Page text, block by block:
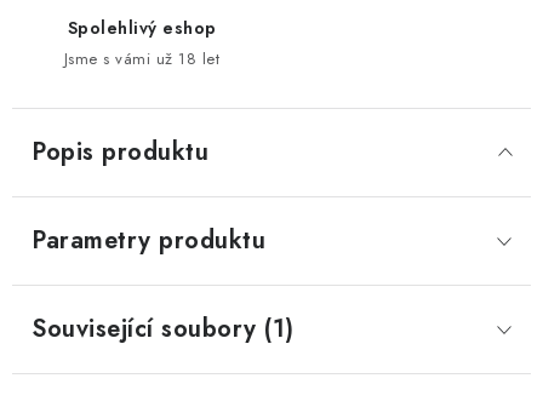
Spolehlivý eshop
Jsme s vámi už 18 let
Popis produktu
Parametry produktu
Související soubory (1)